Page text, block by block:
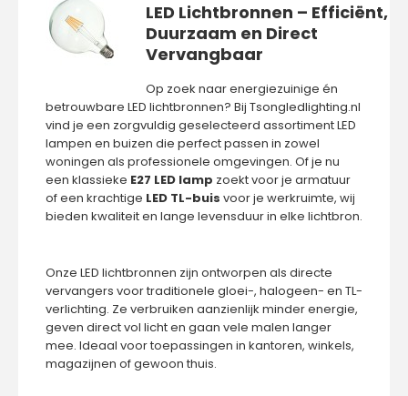
Tsong LED Lighting A60 LED Lamp – E27 | 5W & 8W | Warm
Wit 2200K & 2700K De Tsong LED Light..
LED Lichtbronnen G125 – Stijlvolle Filamentlampen van
LED Lichtbronnen – Efficiënt,
Duurzaam en Direct
Vervangbaar
Op zoek naar energiezuinige én
betrouwbare LED lichtbronnen? Bij Tsongledlighting.nl
vind je een zorgvuldig geselecteerd assortiment LED
lampen en buizen die perfect passen in zowel
woningen als professionele omgevingen. Of je nu
een klassieke E27 LED lamp zoekt voor je armatuur
of een krachtige LED TL-buis voor je werkruimte, wij
bieden kwaliteit en lange levensduur in elke lichtbron.
Onze LED lichtbronnen zijn ontworpen als directe
vervangers voor traditionele gloei-, halogeen- en TL-
verlichting. Ze verbruiken aanzienlijk minder energie,
geven direct vol licht en gaan vele malen langer
mee. Ideaal voor toepassingen in kantoren, winkels,
magazijnen of gewoon thuis.